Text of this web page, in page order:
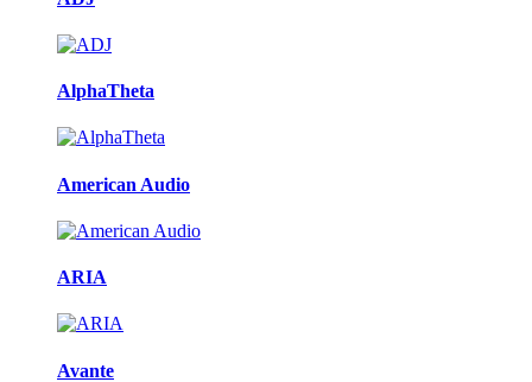
AlphaTheta
American Audio
ARIA
Avante